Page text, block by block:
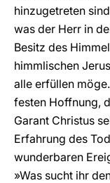
hinzugetreten
was der Herr in
Besitz des
himmlischen
alle erfüllen
festen Hoffnung,
Garant Christus
Erfahrung des
wunderbaren
»Was sucht ihr